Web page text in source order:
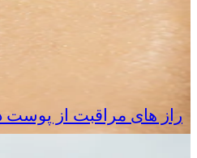
راز های مراقبت از پوست